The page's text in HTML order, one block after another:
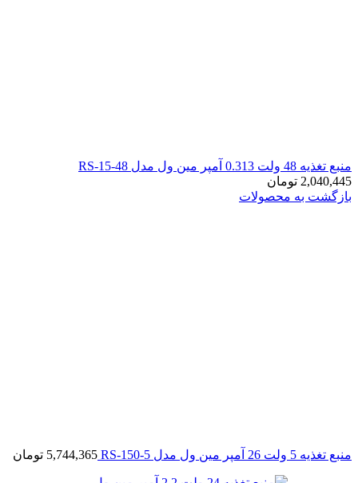
منبع تغذیه 48 ولت 0.313 آمپر مین ول مدل RS-15-48
2,040,445 تومان
بازگشت به محصولات
منبع تغذیه 5 ولت 26 آمپر مین ول مدل RS-150-5 5,744,365 تومان